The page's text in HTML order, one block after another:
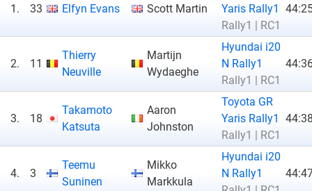
1. 33 Elfyn Evans Scott Martin
Yaris Rally1
Rally1 | RC1
2. 11
Thierry
Neuville
Martijn
Wydaeghe
Hyundai i20
N Rally1
Rally1 | RC1
3. 18
Takamoto
Katsuta
Aaron
Johnston
Toyota GR
Yaris Rally1
Rally1 | RC1
4. 3
Teemu
Suninen
Mikko
Markkula
Hyundai i20
N Rally1